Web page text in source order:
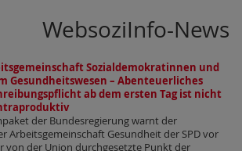
WebsoziInfo-News
Sozialdemokratinnen und
Gesundheitswesen – Abenteuerliches
ab dem ersten Tag ist nicht
der Bundesregierung warnt der
Arbeitsgemeinschaft Gesundheit der SPD vor
von der Union durchgesetzte Punkt der